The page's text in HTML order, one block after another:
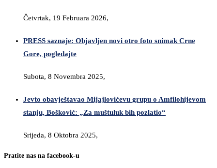
Četvrtak, 19 Februara 2026,
PRESS saznaje: Objavljen novi otro foto snimak Crne
Gore, pogledajte
Subota, 8 Novembra 2025,
Jevto obavještavao Mijajlovićevu grupu o Amfilohijevom
stanju, Bošković: „Za muštuluk bih pozlatio“
Srijeda, 8 Oktobra 2025,
Pratite nas na facebook-u